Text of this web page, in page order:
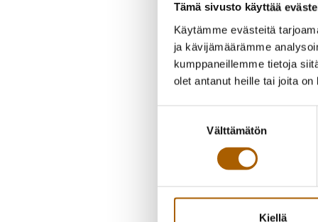
Tämä sivusto käyttää
Käytämme evästeitä
ja kävijämäärämme
kumppaneillemme tietoja
olet antanut heille tai joita
Välttämätön
Kiellä